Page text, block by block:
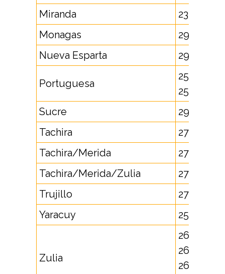
Miranda
234, 239
Monagas
291
Nueva Esparta
295
Portuguesa
255, 256,
257
Sucre
293, 294
Tachira
276
Tachira/Merida
277
Tachira/Merida/Zulia
275
Trujillo
272
Yaracuy
254
Zulia
261, 262,
263, 264,
265,